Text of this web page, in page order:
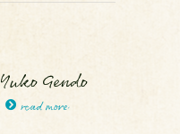
Yuko Gendo
read more